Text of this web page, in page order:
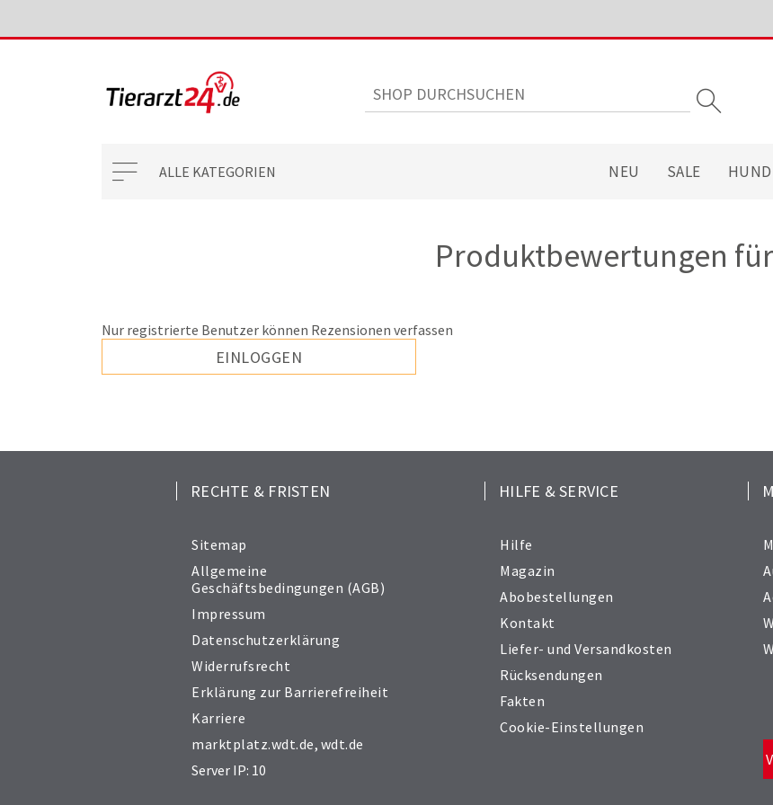
ALLE KATEGORIEN NEU SALE HUND
Produktbewertungen für
Nur registrierte Benutzer können Rezensionen verfassen
EINLOGGEN
RECHTE & FRISTEN
Sitemap
Allgemeine
Geschäftsbedingungen (AGB)
Impressum
Datenschutzerklärung
Widerrufsrecht
Erklärung zur Barrierefreiheit
Karriere
marktplatz.wdt.de, wdt.de
Server IP: 10
HILFE & SERVICE
Hilfe
Magazin
Abobestellungen
Kontakt
Liefer- und Versandkosten
Rücksendungen
Fakten
Cookie-Einstellungen